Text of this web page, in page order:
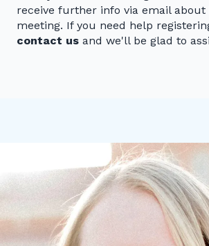
receive further info via email about
meeting. If you need help
contact us and we'll be glad to